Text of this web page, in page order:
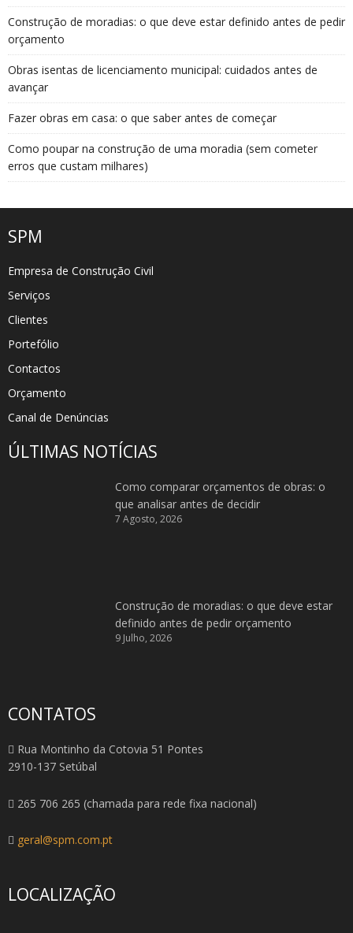
Construção de moradias: o que deve estar definido antes de pedir
orçamento
Obras isentas de licenciamento municipal: cuidados antes de
avançar
Fazer obras em casa: o que saber antes de começar
Como poupar na construção de uma moradia (sem cometer
erros que custam milhares)
SPM
Empresa de Construção Civil
Serviços
Clientes
Portefólio
Contactos
Orçamento
Canal de Denúncias
ÚLTIMAS NOTÍCIAS
Como comparar orçamentos de obras: o
que analisar antes de decidir
7 Agosto, 2026
Construção de moradias: o que deve estar
definido antes de pedir orçamento
9 Julho, 2026
CONTATOS
Rua Montinho da Cotovia 51 Pontes
2910-137 Setúbal
265 706 265 (chamada para rede fixa nacional)
geral@spm.com.pt
LOCALIZAÇÃO